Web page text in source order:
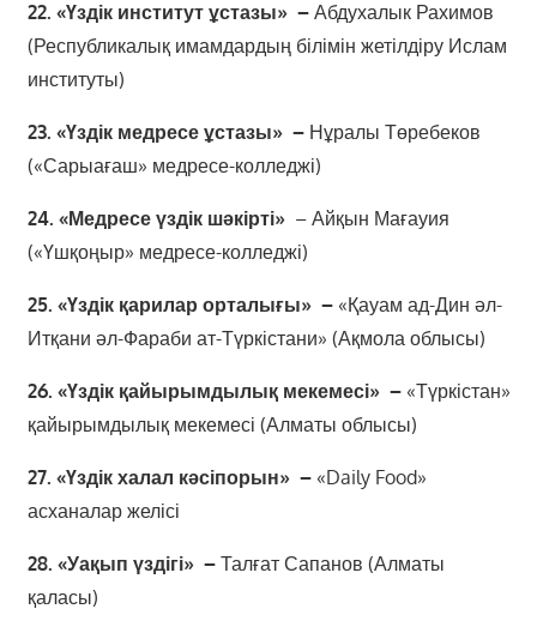
22. «Үздік институт ұстазы» – Абдухалык Рахимов
(Республикалық имамдардың білімін жетілдіру Ислам
институты)
23. «Үздік медресе ұстазы» – Нұралы Төребеков
(«Сарыағаш» медресе-колледжі)
24. «Медресе үздік шәкірті» – Айқын Мағауия
(«Үшқоңыр» медресе-колледжі)
25. «Үздік қарилар орталығы» – «Қауам ад-Дин әл-
Итқани әл-Фараби ат-Түркістани» (Ақмола облысы)
26. «Үздік қайырымдылық мекемесі» – «Түркістан»
қайырымдылық мекемесі (Алматы облысы)
27. «Үздік халал кәсіпорын» – «Daily Food»
асханалар желісі
28. «Уақып үздігі» – Талғат Сапанов (Алматы
қаласы)